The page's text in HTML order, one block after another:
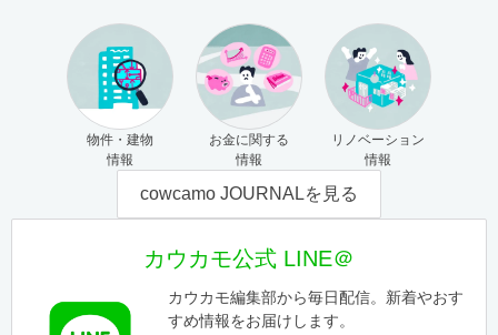
物件・建物
情報
お金に関する
情報
リノベーション
情報
cowcamo JOURNALを見る
カウカモ公式 LINE＠
カウカモ編集部から毎日配信。新着やおす
すめ情報をお届けします。